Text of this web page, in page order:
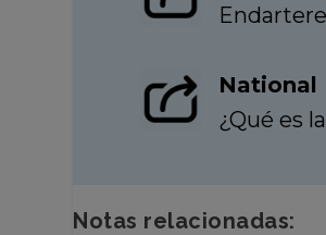
National
¿Qué es
Notas relacionadas: